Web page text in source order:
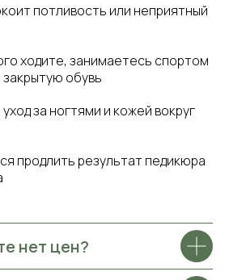
потливость или неприятный
ходите, занимаетесь спортом
обувь
за ногтями и кожей вокруг
продлить результат педикюра
нет цен?